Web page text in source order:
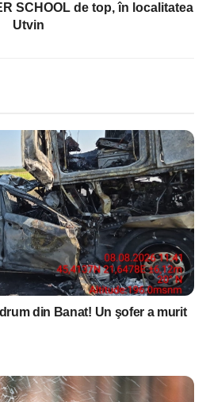
SCHOOL de top, în localitatea
Utvin
din Banat! Un şofer a murit